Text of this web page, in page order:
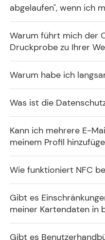
abgelaufen", wenn ich
Warum führt mich der
Druckprobe zu Ihrer
Warum habe ich
Was ist die
Kann ich mehrere E-
meinem Profil
Wie funktioniert NFC
Gibt es
meiner Kartendaten in
Gibt es